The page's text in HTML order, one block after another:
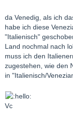
da Venedig, als ich
habe ich diese
"Italienisch"
Land nochmal nach
muss ich den
zugestehen, wie den
in "Italienisch/
Vc